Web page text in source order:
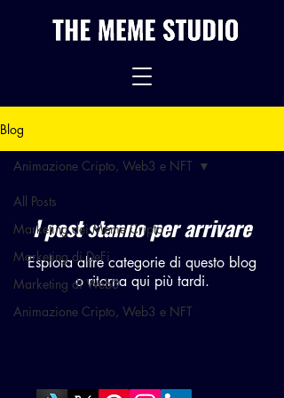
Blog
All Posts
Marketing dei Meme Cripto
Marketing di DeFi
Marketing di Web3
Animazione Cripto, Web3 e NFT
Animazione Cripto, Web3 e NFT
I post stanno per arrivare
Esplora altre categorie di questo blog
o ritorna qui più tardi.